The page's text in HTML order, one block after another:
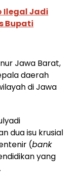
Ilegal Jadi
Bupati
Jawa Barat,
daerah
di Jawa
dua isu krusial
(bank
yang